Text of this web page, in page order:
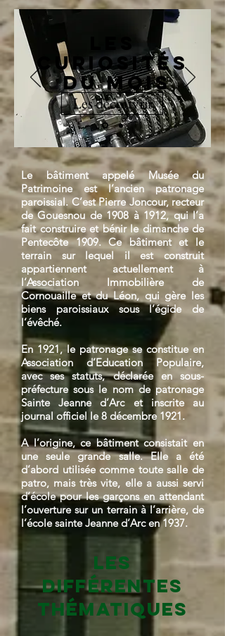
curiosités
du Mois
Les découvrir
Le bâtiment appelé Musée du
Patrimoine est l’ancien patronage
paroissial. C’est Pierre Joncour, recteur
de Gouesnou de 1908 à 1912, qui l’a
fait construire et bénir le dimanche de
Pentecôte 1909. Ce bâtiment et le
terrain sur lequel il est construit
appartiennent actuellement à
l’Association Immobilière de
Cornouaille et du Léon, qui gère les
biens paroissiaux sous l’égide de
l’évêché.
En 1921, le patronage se constitue en
Association d’Education Populaire,
avec ses statuts, déclarée en sous-
préfecture sous le nom de patronage
Sainte Jeanne d’Arc et inscrite au
journal officiel le 8 décembre 1921.
A l’origine, ce bâtiment consistait en
une seule grande salle. Elle a été
d’abord utilisée comme toute salle de
patro, mais très vite, elle a aussi servi
d’école pour les garçons en attendant
l’ouverture sur un terrain à l’arrière, de
l’école sainte Jeanne d’Arc en 1937.
Les
différentes
thématiques